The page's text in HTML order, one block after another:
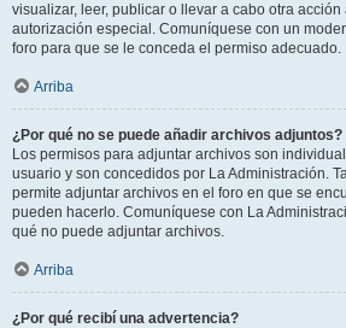
visualizar, leer, publicar o llevar a cabo otra
autorización especial. Comuníquese con un
foro para que se le conceda el permiso adecuado.
Arriba
¿Por qué no se puede añadir archivos adjuntos?
Los permisos para adjuntar archivos son
usuario y son concedidos por La Administración.
permite adjuntar archivos en el foro en que se
pueden hacerlo. Comuníquese con La
qué no puede adjuntar archivos.
Arriba
¿Por qué recibí una advertencia?